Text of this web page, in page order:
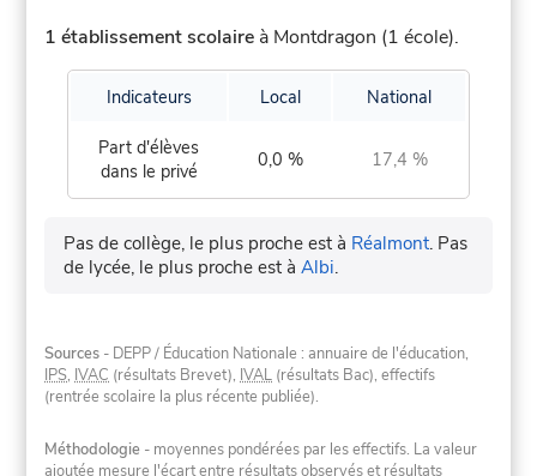
1 établissement scolaire à Montdragon (1 école).
Indicateurs Local National
Part d'élèves
dans le privé
0,0 % 17,4 %
Pas de collège, le plus proche est à Réalmont. Pas
de lycée, le plus proche est àAlbi.
Sources - DEPP / Éducation Nationale : annuaire de l'éducation,
IPS, IVAC (résultats Brevet), IVAL (résultats Bac), effectifs
(rentrée scolaire la plus récente publiée).
Méthodologie - moyennes pondérées par les effectifs. La valeur
ajoutée mesure l'écart entre résultats observés et résultats